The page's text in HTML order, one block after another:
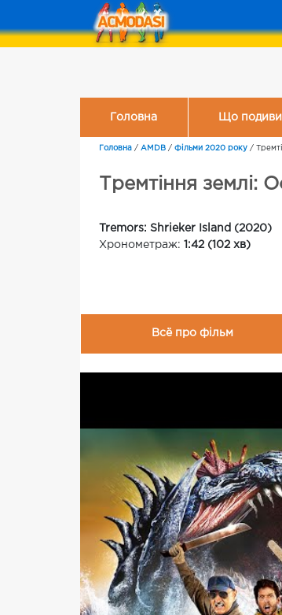
Головна Що
Головна / AMDB / Фільми 2020 року /
Тремтіння землі:
Tremors: Shrieker Island (2020)
Хронометраж: 1:42 (102 хв)
Всё про фільм